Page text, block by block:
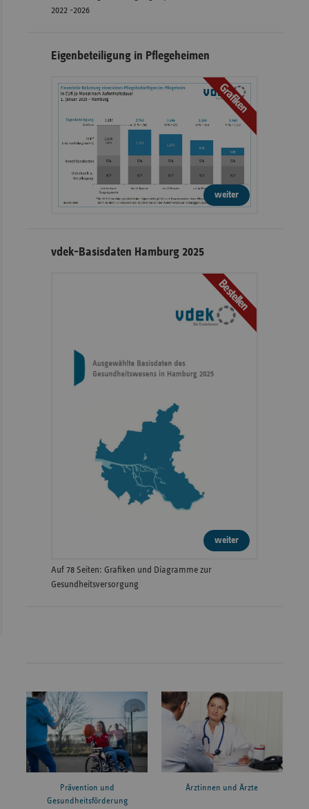
2022 -2026
Eigenbeteiligung in Pflegeheimen
Grafiken
weiter
vdek-Basisdaten Hamburg 2025
Bestellen
weiter
Auf 78 Seiten: Grafiken und Diagramme zur
Gesundheitsversorgung
Prävention und
Gesundheitsförderung
Ärztinnen und Ärzte